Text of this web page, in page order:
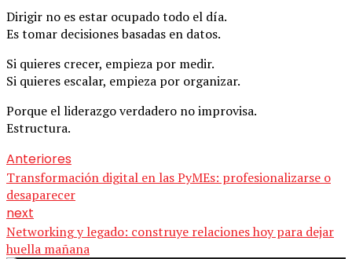
Dirigir no es estar ocupado todo el día.
Es tomar decisiones basadas en datos.
Si quieres crecer, empieza por medir.
Si quieres escalar, empieza por organizar.
Porque el liderazgo verdadero no improvisa.
Estructura.
Anteriores
Transformación digital en las PyMEs: profesionalizarse o
desaparecer
next
Networking y legado: construye relaciones hoy para dejar
huella mañana